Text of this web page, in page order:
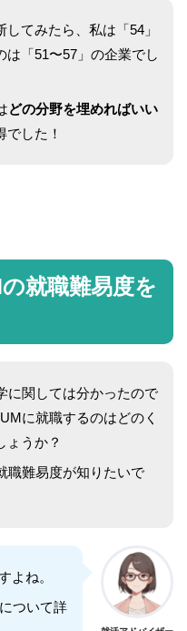
てみたら、私は「54」
は「51〜57」の企業でし
どの分野を埋めればいい
でした！
の就職難易度を
に関しては分かったので
に就職するのはどのく
ょうか？
職難易度が知りたいで
よね。
について詳